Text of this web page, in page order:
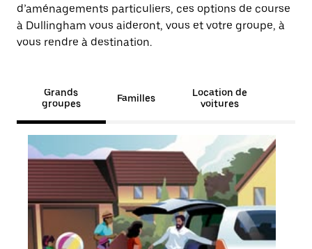
d’aménagements particuliers, ces options de course
à Dullingham vous aideront, vous et votre groupe, à
vous rendre à destination.
Grands
groupes
Familles
Location de
voitures